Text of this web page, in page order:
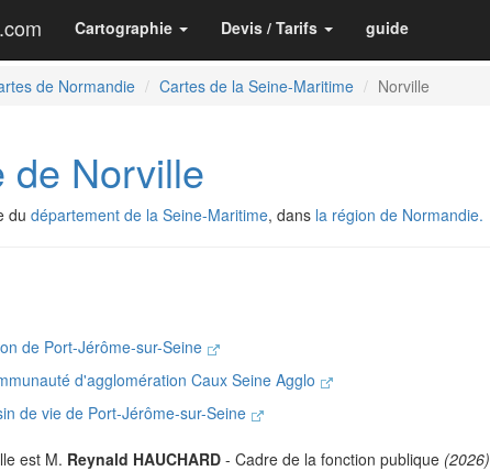
Cartographie Devis / Tarifs guide
de Normandie Cartes de la Seine-Maritime Norville
de Norville
du département de la Seine-Maritime, dans la région de Normandie.
de Port-Jérôme-sur-Seine
d'agglomération Caux Seine Agglo
de vie de Port-Jérôme-sur-Seine
est M. Reynald HAUCHARD - Cadre de la fonction publique (2026)